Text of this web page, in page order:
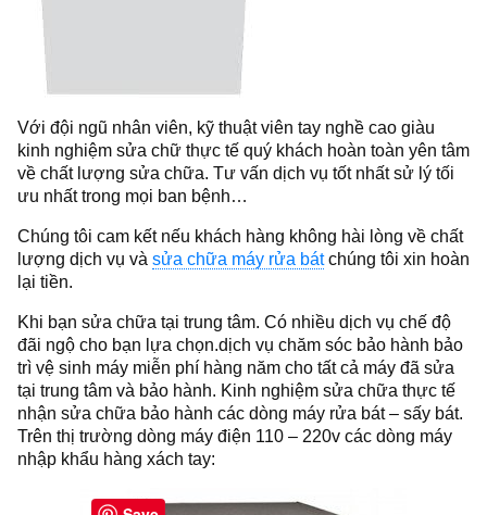
Với đội ngũ nhân viên, kỹ thuật viên tay nghề cao giàu
kinh nghiệm sửa chữ thực tế quý khách hoàn toàn yên tâm
về chất lượng sửa chữa. Tư vấn dịch vụ tốt nhất sử lý tối
ưu nhất trong mọi ban bệnh…
Chúng tôi cam kết nếu khách hàng không hài lòng về chất
lượng dịch vụ và sửa chữa máy rửa bátchúng tôi xin hoàn
lại tiền.
Khi bạn sửa chữa tại trung tâm. Có nhiều dịch vụ chế độ
đãi ngộ cho bạn lựa chọn.dịch vụ chăm sóc bảo hành bảo
trì vệ sinh máy miễn phí hàng năm cho tất cả máy đã sửa
tại trung tâm và bảo hành. Kinh nghiệm sửa chữa thực tế
nhận sửa chữa bảo hành các dòng máy rửa bát – sấy bát.
Trên thị trường dòng máy điện 110 – 220v các dòng máy
nhập khẩu hàng xách tay: